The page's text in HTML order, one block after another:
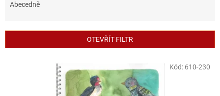
r
Abecedně
OTEVŘÍT FILTR
Kód: 610-230